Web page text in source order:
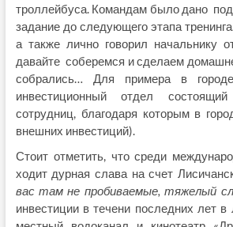
троллейбуса. Командам было дано
задание до следующего этапа
а также лично говорил начальнику
давайте соберемся и сделаем
собрались… Для примера в
инвестиционный отдел
сотрудниц, благодаря которым в
внешних инвестиций).
Стоит отметить, что среди
ходит дурная слава на счет
вас там не пробиваемые, тяжелый
инвестиции в течени последних лет